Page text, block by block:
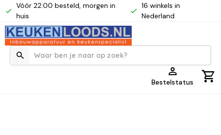
Vóór 22:00 besteld, morgen in
huis
16 winkels in
Nederland
Bestelstatus